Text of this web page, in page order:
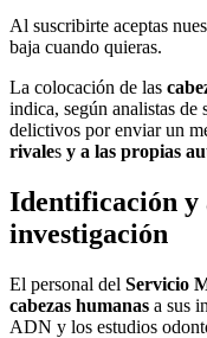
Al suscribirte aceptas
baja cuando quieras.
La colocación de las
indica, según analistas
delictivos por enviar un
rivales y a las propias
Identificación y
investigación
El personal del Servicio
cabezas humanas a sus
ADN y los estudios